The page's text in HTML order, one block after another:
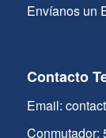
Envíanos un
Contacto
Email:
Conmutador: